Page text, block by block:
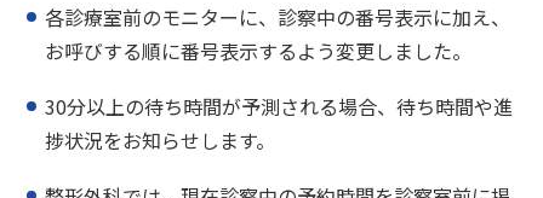
各診療室前のモニターに、診察中の番号表示に加え、
お呼びする順に番号表示するよう変更しました。
30分以上の待ち時間が予測される場合、待ち時間や進
捗状況をお知らせします。